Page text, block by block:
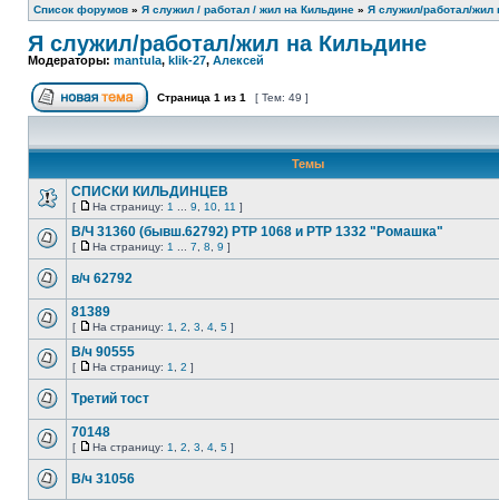
Список форумов » Я служил / работал / жил на Кильдине » Я служил/работал/жил
Я служил/работал/жил на Кильдине
Модераторы: mantula, klik-27, Алексей
Страница 1 из 1 [ Тем: 49 ]
Темы
СПИСКИ КИЛЬДИНЦЕВ
[ На страницу: 1 9 10 11 ]
В/Ч 31360 (бывш.62792) РТР 1068 и РТР 1332 "Ромашка"
[ На страницу: 1 7 8 9 ]
в/ч 62792
81389
[ На страницу: 1 2 3 4 5 ]
В/ч 90555
[ На страницу: 1 2 ]
Третий тост
70148
[ На страницу: 1 2 3 4 5 ]
В/ч 31056